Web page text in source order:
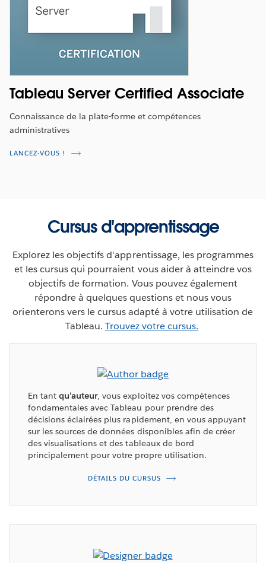
Tableau Server Certified Associate
Connaissance de la plate-forme et compétences
administratives
LANCEZ-VOUS !
Cursus d'apprentissage
Explorez les objectifs d'apprentissage, les programmes
et les cursus qui pourraient vous aider à atteindre vos
objectifs de formation. Vous pouvez également
répondre à quelques questions et nous vous
orienterons vers le cursus adapté à votre utilisation de
Tableau. Trouvez votre cursus.
En tantqu’auteur, vous exploitez vos compétences
fondamentales avec Tableau pour prendre des
décisions éclairées plus rapidement, en vous appuyant
sur les sources de données disponibles afin de créer
des visualisations et des tableaux de bord
principalement pour votre propre utilisation.
DÉTAILS DU CURSUS